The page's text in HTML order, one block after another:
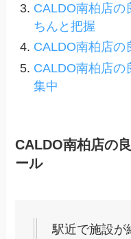
CALDO南柏店
ちんと把握
CALDO南柏店
CALDO南柏店
集中
CALDO南柏店の
ール
駅近で施設が